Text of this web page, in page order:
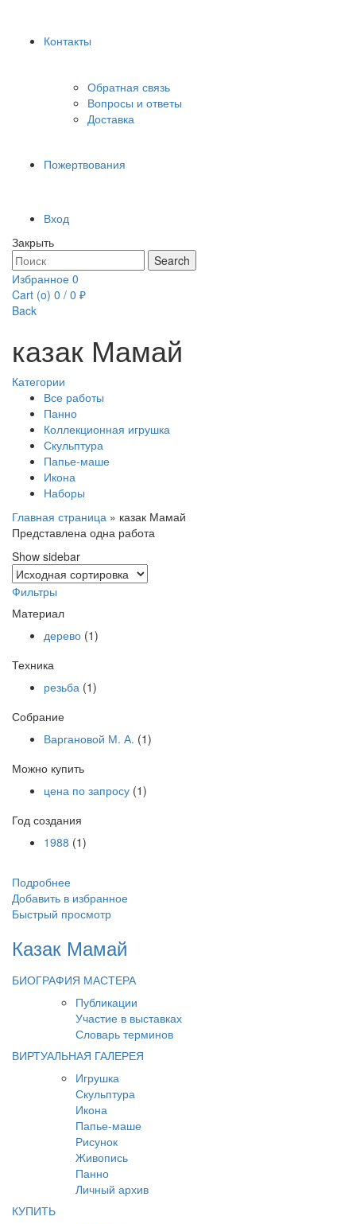
Контакты
Обратная связь
Вопросы и ответы
Доставка
Пожертвования
Вход
Закрыть
Search
for:
Search
Избранное 0
Cart (o) 0 / 0 ₽
Back
казак Мамай
Категории
Все работы
Панно
Коллекционная игрушка
Скульптура
Папье-маше
Икона
Наборы
Главная страница » казак Мамай
Представлена одна работа
Show sidebar
Фильтры
Материал
дерево (1)
Техника
резьба (1)
Собрание
Варгановой М. А. (1)
Можно купить
цена по запросу (1)
Год создания
1988 (1)
Подробнее
Добавить в избранное
Быстрый просмотр
Казак Мамай
БИОГРАФИЯ МАСТЕРА
Публикации
Участие в выставках
Словарь терминов
ВИРТУАЛЬНАЯ ГАЛЕРЕЯ
Игрушка
Скульптура
Икона
Папье-маше
Рисунок
Живопись
Панно
Личный архив
КУПИТЬ